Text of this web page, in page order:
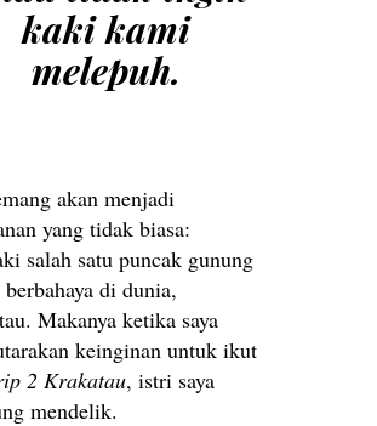
kaki kami
melepuh.
akan menjadi
yang tidak biasa:
salah satu puncak gunung
di dunia,
Makanya ketika saya
keinginan untuk ikut
2 Krakatau, istri saya
mendelik.